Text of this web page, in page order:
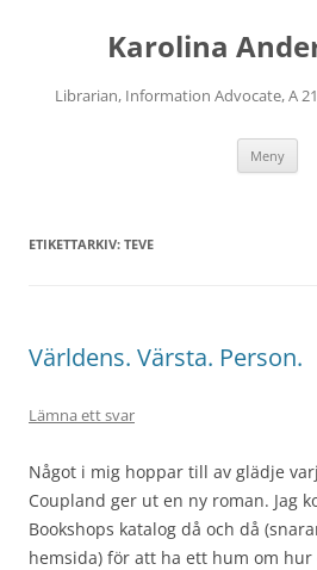
Karolina
Librarian, Information Advocate, A
Meny
ETIKETTARKIV: TEVE
Världens. Värsta. Person.
Lämna ett svar
Något i mig hoppar till av glädje
Coupland ger ut en ny roman. Jag
Bookshops katalog då och då
hemsida) för att ha ett hum om